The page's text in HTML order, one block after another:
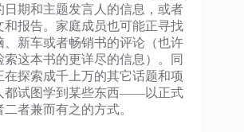
日期和主题发言人的信息，或者
和报告。家庭成员也可能正寻找
、新车或者畅销书的评论（也许
这本书的更详尽的信息）。同
在探索成千上万的其它话题和项
都试图学到某些东西——以正式
者兼而有之的方式。